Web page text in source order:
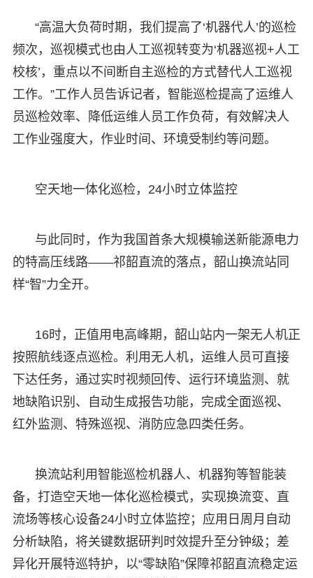
“高温大负荷时期，我们提高了‘机器代人’的巡检
频次，巡视模式也由人工巡视转变为‘机器巡视+人工
校核’，重点以不间断自主巡检的方式替代人工巡视
工作。”工作人员告诉记者，智能巡检提高了运维人
员巡检效率、降低运维人员工作负荷，有效解决人
工作业强度大，作业时间、环境受制约等问题。
空天地一体化巡检，24小时立体监控
与此同时，作为我国首条大规模输送新能源电力
的特高压线路——祁韶直流的落点，韶山换流站同
样“智”力全开。
16时，正值用电高峰期，韶山站内一架无人机正
按照航线逐点巡检。利用无人机，运维人员可直接
下达任务，通过实时视频回传、运行环境监测、就
地缺陷识别、自动生成报告功能，完成全面巡视、
红外监测、特殊巡视、消防应急四类任务。
换流站利用智能巡检机器人、机器狗等智能装
备，打造空天地一体化巡检模式，实现换流变、直
流场等核心设备24小时立体监控；应用日周月自动
分析缺陷，将关键数据研判时效提升至分钟级；差
异化开展特巡特护，以“零缺陷”保障祁韶直流稳定运